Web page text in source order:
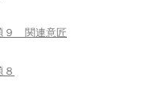
９ 関連意匠